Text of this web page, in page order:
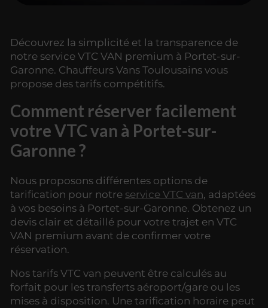
Découvrez la simplicité et la transparence de
notre service VTC VAN premium à Portet-sur-
Garonne. Chauffeurs Vans Toulousains vous
propose des tarifs compétitifs.
Comment réserver facilement
votre VTC van à Portet-sur-
Garonne ?
Nous proposons différentes options de
tarification pour notre service VTC van, adaptées
à vos besoins à Portet-sur-Garonne. Obtenez un
devis clair et détaillé pour votre trajet en VTC
VAN premium avant de confirmer votre
réservation.
Nos tarifs VTC van peuvent être calculés au
forfait pour les transferts aéroport/gare ou les
mises à disposition. Une tarification horaire peut